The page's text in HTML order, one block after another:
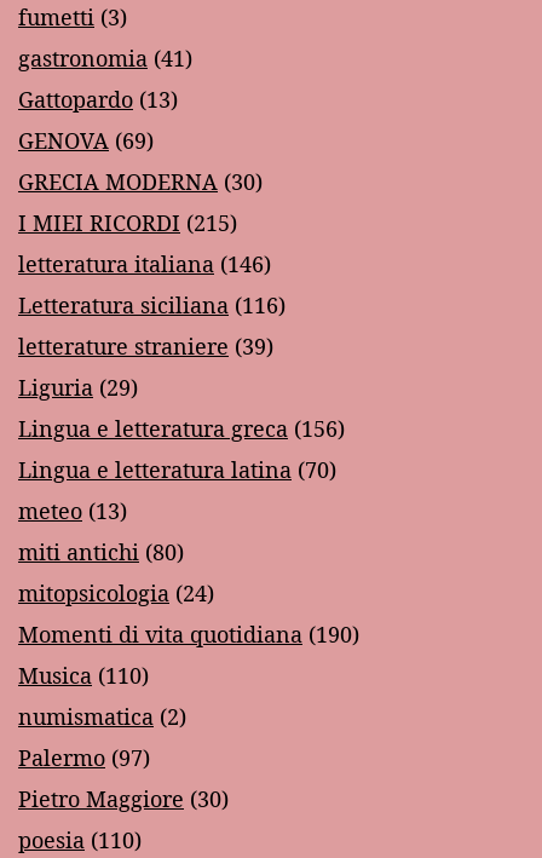
fumetti (3)
gastronomia (41)
Gattopardo (13)
GENOVA (69)
GRECIA MODERNA (30)
I MIEI RICORDI (215)
letteratura italiana (146)
Letteratura siciliana (116)
letterature straniere (39)
Liguria (29)
Lingua e letteratura greca (156)
Lingua e letteratura latina (70)
meteo (13)
miti antichi (80)
mitopsicologia (24)
Momenti di vita quotidiana (190)
Musica (110)
numismatica (2)
Palermo (97)
Pietro Maggiore (30)
poesia (110)